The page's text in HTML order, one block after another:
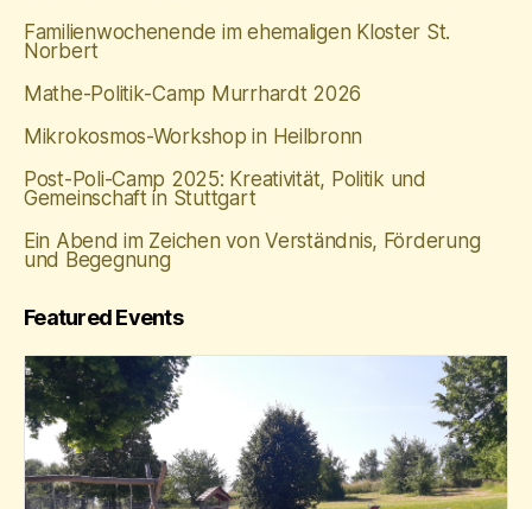
Familienwochenende im ehemaligen Kloster St.
Norbert
Mathe‑Politik‑Camp Murrhardt 2026
Mikrokosmos-Workshop in Heilbronn
Post-Poli-Camp 2025: Kreativität, Politik und
Gemeinschaft in Stuttgart
Ein Abend im Zeichen von Verständnis, Förderung
und Begegnung
Featured Events